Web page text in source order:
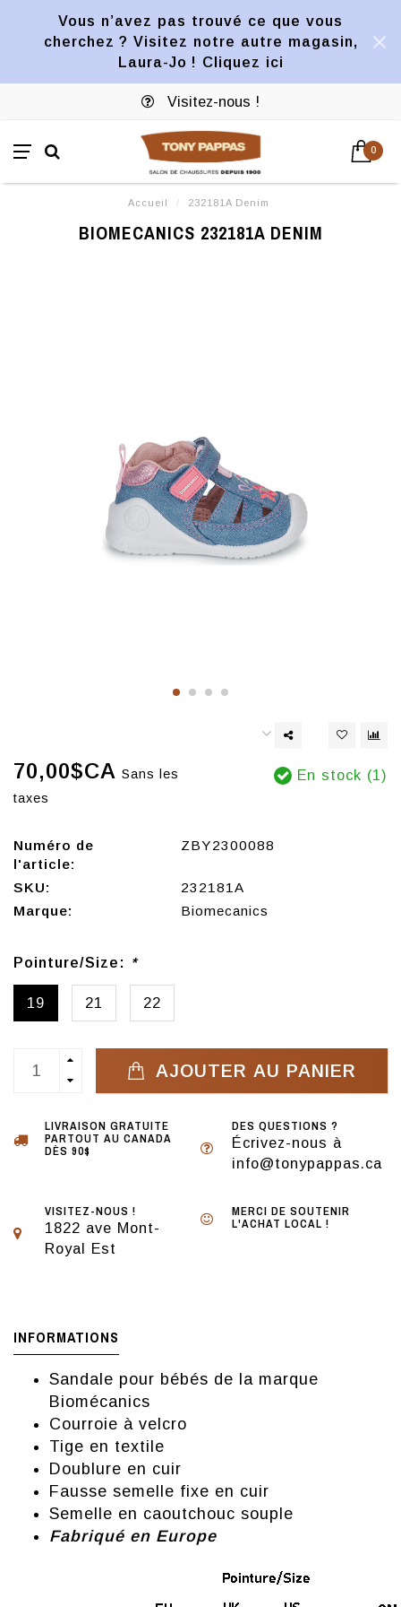
Vous n’avez pas trouvé ce que vous
cherchez ? Visitez notre autre magasin,
Laura-Jo ! Cliquez ici
Visitez-nous !
0
Accueil / 232181A Denim
BIOMECANICS 232181A DENIM
70,00$CA Sans les
taxes
En stock (1)
Numéro de
l'article:
ZBY2300088
SKU:
232181A
Marque:
Biomecanics
Pointure/Size: *
19 21 22
AJOUTER AU PANIER
LIVRAISON GRATUITE
PARTOUT AU CANADA
DÈS 90$
DES QUESTIONS ?
Écrivez-nous à
info@tonypappas.ca
VISITEZ-NOUS !
1822 ave Mont-
Royal Est
MERCI DE SOUTENIR
L'ACHAT LOCAL !
INFORMATIONS
Sandale pour bébés de la marque
Biomécanics
Courroie à velcro
Tige en textile
Doublure en cuir
Fausse semelle fixe en cuir
Semelle en caoutchouc souple
Fabriqué en Europe